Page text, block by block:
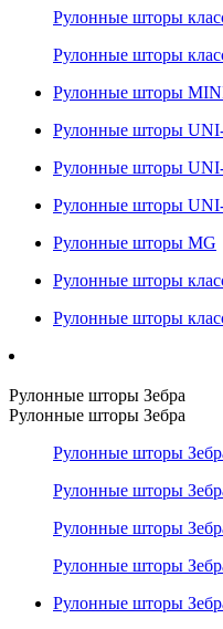
Рулонные шторы
Рулонные шторы
Рулонные шторы
Рулонные шторы
Рулонные шторы
Рулонные шторы
Рулонные шторы MG
Рулонные шторы
Рулонные шторы
Рулонные шторы Зебра
Рулонные шторы Зебра
Рулонные шторы
Рулонные шторы
Рулонные шторы
Рулонные шторы
Рулонные шторы